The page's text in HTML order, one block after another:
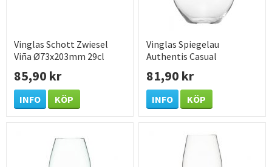
Vinglas Schott Zwiesel
Viña Ø73x203mm 29cl
85,90 kr
INFO KÖP
Vinglas Spiegelau
Authentis Casual
Ø89x112mm 46cl
81,90 kr
INFO KÖP